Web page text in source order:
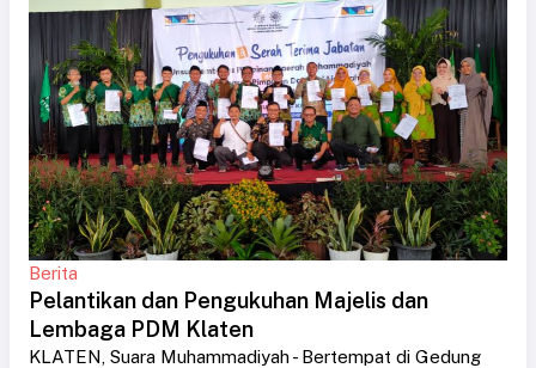
Berita
Pelantikan dan Pengukuhan Majelis dan
Lembaga PDM Klaten
KLATEN, Suara Muhammadiyah - Bertempat di Gedung